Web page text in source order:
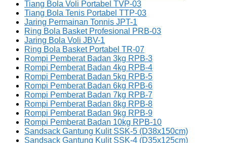
Tiang Bola Voli Portabel TVP-03
Tiang Bola Tenis Portabel TTP-03
Jaring Permainan Tonnis JPT-1
Ring Bola Basket Profesional PRB-03
Jaring Bola Voli JBV-1
Ring Bola Basket Portabel TR-07
Rompi Pemberat Badan 3kg RPB-3
Rompi Pemberat Badan 4kg RPB-4
Rompi Pemberat Badan 5kg RPB-5
Rompi Pemberat Badan 6kg RPB-6
Rompi Pemberat Badan 7kg RPB-7
Rompi Pemberat Badan 8kg RPB-8
Rompi Pemberat Badan 9kg RPB-9
Rompi Pemberat Badan 10kg RPB-10
Sandsack Gantung Kulit SSK-5 (D38x150cm)
Sandsack Gantung Kulit SSK-4 (D35x125cm)